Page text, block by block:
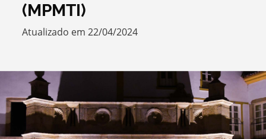
Filtros
(MPMTI)
Atualizado em 22/04/2024